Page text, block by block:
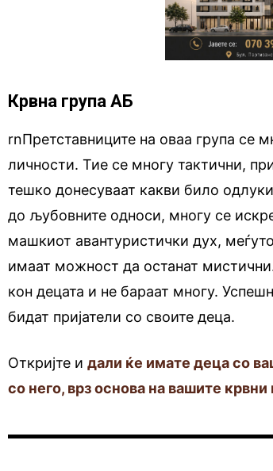
Крвна група АБ
rnПретставниците на оваа група се
личности. Тие се многу тактични,
тешко донесуваат какви било
до љубовните односи, многу се
машкиот авантуристички дух,
имаат можност да останат
кон децата и не бараат многу.
бидат пријатели со своите деца.
Откријте идали ќе имате деца со
со него, врз основа на вашите крвни